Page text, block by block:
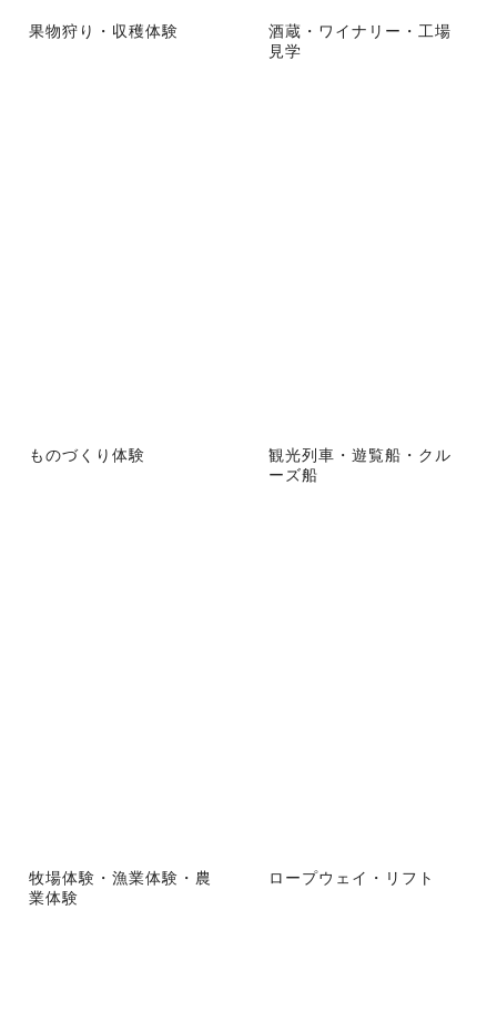
果物狩り・収穫体験
酒蔵・ワイナリー・工場
見学
ものづくり体験
観光列車・遊覧船・クル
ーズ船
牧場体験・漁業体験・農
業体験
ロープウェイ・リフト